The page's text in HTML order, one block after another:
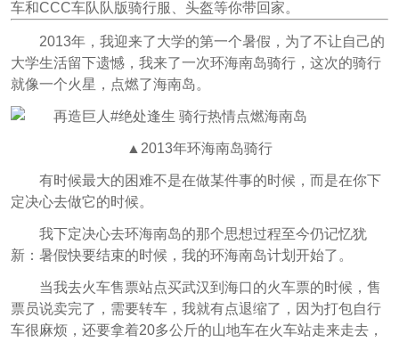
车和CCC车队队版骑行服、头盔等你带回家。
2013年，我迎来了大学的第一个暑假，为了不让自己的
大学生活留下遗憾，我来了一次环海南岛骑行，这次的骑行
就像一个火星，点燃了海南岛。
▲2013年环海南岛骑行
有时候最大的困难不是在做某件事的时候，而是在你下
定决心去做它的时候。
我下定决心去环海南岛的那个思想过程至今仍记忆犹
新：暑假快要结束的时候，我的环海南岛计划开始了。
当我去火车售票站点买武汉到海口的火车票的时候，售
票员说卖完了，需要转车，我就有点退缩了，因为打包自行
车很麻烦，还要拿着20多公斤的山地车在火车站走来走去，